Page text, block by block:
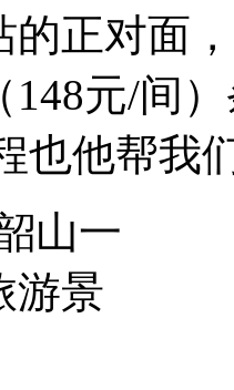
的正对面
148元/间
也他帮我